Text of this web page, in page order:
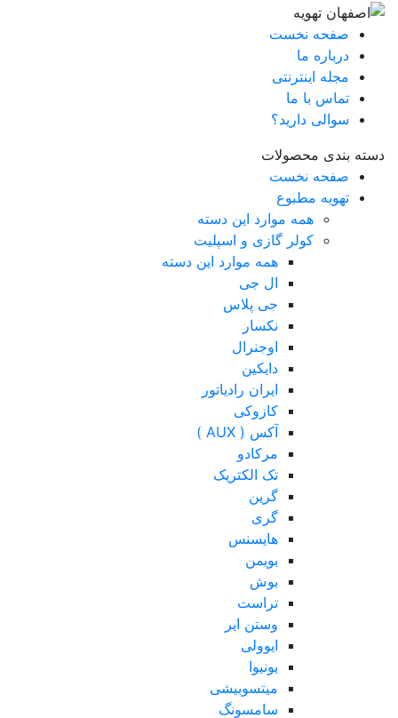
صفحه نخست
درباره ما
مجله اینترنتی
تماس با ما
سوالی دارید؟
دسته بندی محصولات
صفحه نخست
تهویه مطبوع
همه موارد این دسته
کولر گازی و اسپلیت
همه موارد این دسته
ال جی
جی پلاس
نکسار
اوجنرال
دایکین
ایران رادیاتور
کازوکی
آکس ( AUX )
مرکادو
تک الکتریک
گرین
گری
هایسنس
بویمن
بوش
تراست
وستن ایر
ایوولی
یونیوا
میتسوبیشی
سامسونگ